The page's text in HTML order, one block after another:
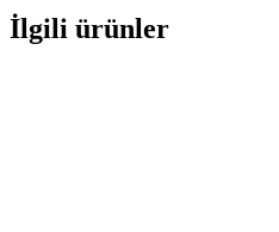
İlgili ürünler